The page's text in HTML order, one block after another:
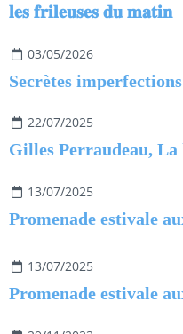
𝐥𝐞𝐬 𝐟𝐫𝐢𝐥𝐞𝐮𝐬𝐞𝐬 𝐝𝐮 𝐦𝐚𝐭𝐢𝐧
03/05/2026
Secrètes imperfections
22/07/2025
13/07/2025
13/07/2025